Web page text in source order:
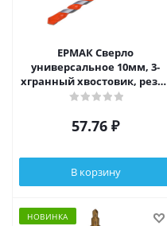
ЕРМАК Сверло
универсальное 10мм, 3-
хгранный хвостовик, резец
bk6, стержень 40Cr
57.76 ₽
В корзину
НОВИНКА